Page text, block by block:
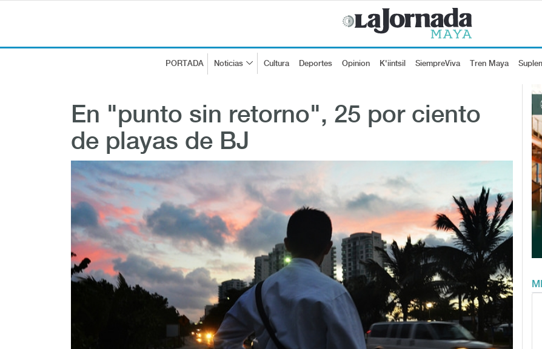
PORTADA Noticias Cultura Deportes Opinion K'iintsil SiempreViva Tren Maya
En "punto sin retorno", 25 por ciento
de playas de BJ